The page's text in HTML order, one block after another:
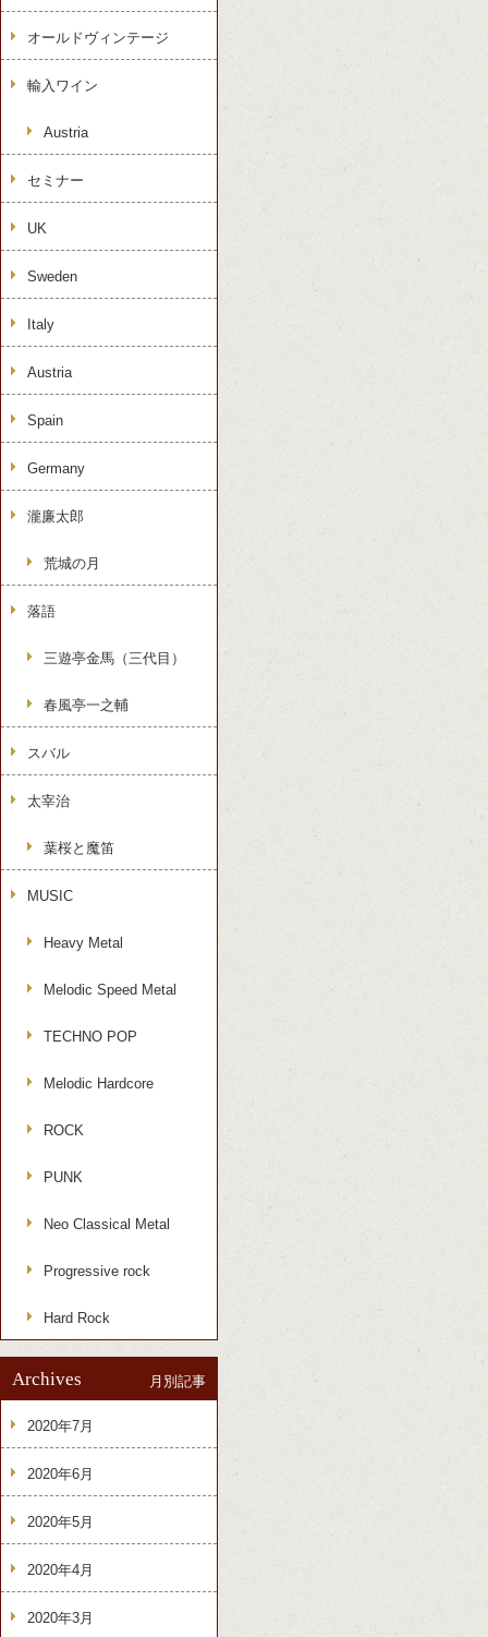
オールドヴィンテージ
輸入ワイン
Austria
セミナー
UK
Sweden
Italy
Austria
Spain
Germany
瀧廉太郎
荒城の月
落語
三遊亭金馬（三代目）
春風亭一之輔
スバル
太宰治
葉桜と魔笛
MUSIC
Heavy Metal
Melodic Speed Metal
TECHNO POP
Melodic Hardcore
ROCK
PUNK
Neo Classical Metal
Progressive rock
Hard Rock
Archives 月別記事
2020年7月
2020年6月
2020年5月
2020年4月
2020年3月